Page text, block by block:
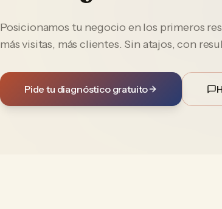
Posicionamos tu negocio en los primeros
más visitas, más clientes. Sin atajos, con
Pide tu diagnóstico gratuito